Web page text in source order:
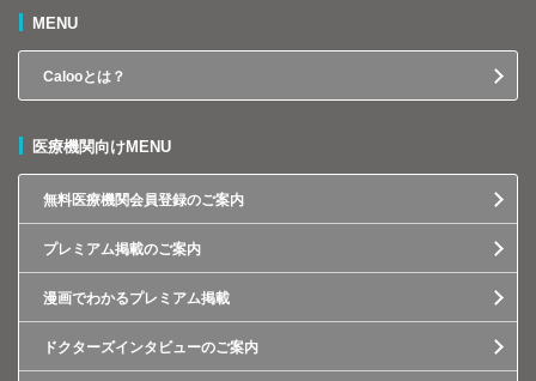
MENU
Calooとは？
医療機関向けMENU
無料医療機関会員登録のご案内
プレミアム掲載のご案内
漫画でわかるプレミアム掲載
ドクターズインタビューのご案内